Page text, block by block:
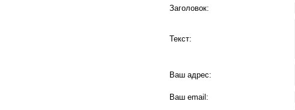
Заголовок:
Текст:
Ваш адрес:
Ваш email: